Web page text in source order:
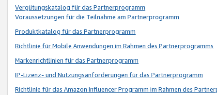
Vergütungskatalog für das Partnerprogramm
Voraussetzungen für die Teilnahme am Partnerprogramm
Produktkatalog für das Partnerprogramm
Richtlinie für Mobile Anwendungen im Rahmen des Partnerprogramms
Markenrichtlinien für das Partnerprogramm
IP-Lizenz- und Nutzungsanforderungen für das Partnerprogramm
Richtlinie für das Amazon Influencer Programm im Rahmen des